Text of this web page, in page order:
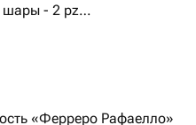
шары - 2 pz
pz
«Ферреро Рафаелло»